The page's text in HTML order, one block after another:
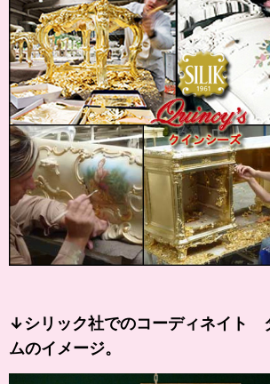
↓シリック社でのコーディネイト
ムのイメージ。